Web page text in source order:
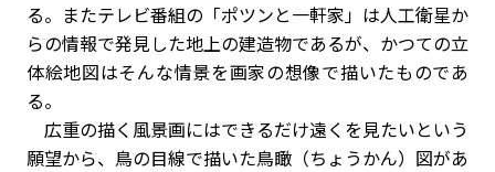
る。またテレビ番組の「ポツンと一軒家」は人工衛星か
らの情報で発見した地上の建造物であるが、かつての立
体絵地図はそんな情景を画家の想像で描いたものであ
る。
広重の描く風景画にはできるだけ遠くを見たいという
願望から、鳥の目線で描いた鳥瞰（ちょうかん）図があ